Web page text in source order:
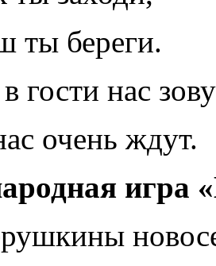
ты береги.
гости нас
очень ждут.
игра